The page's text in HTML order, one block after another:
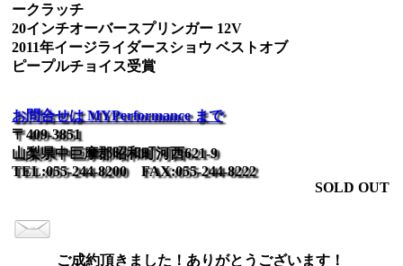
ークラッチ
20インチオーバースプリンガー 12V
2011年イージライダースショウ ベストオブ
ピープルチョイス受賞
お問合せは MYPerformance まで
〒409-3851
山梨県中巨摩郡昭和町河西621-9
TEL:055-244-8200 FAX:055-244-8222
SOLD OUT
ご成約頂きました！ありがとうございます！